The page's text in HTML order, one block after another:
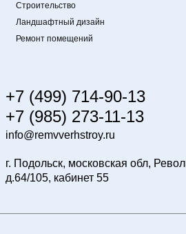
Строительство
Ландшафтный дизайн
Ремонт помещений
+7 (499) 714-90-13
+7 (985) 273-11-13
info@remvverhstroy.ru
г. Подольск, московская обл,
д.64/105, кабинет 55